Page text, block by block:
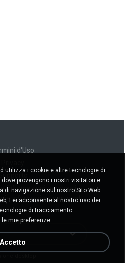
d'Uso
informazioni personali
informazioni personali
utilizza i cookie e altre tecnologie di
provengono i nostri visitatori e
di navigazione sul nostro Sito Web.
Lei acconsente al nostro uso dei
di tracciamento.
le mie preferenze
Accetto